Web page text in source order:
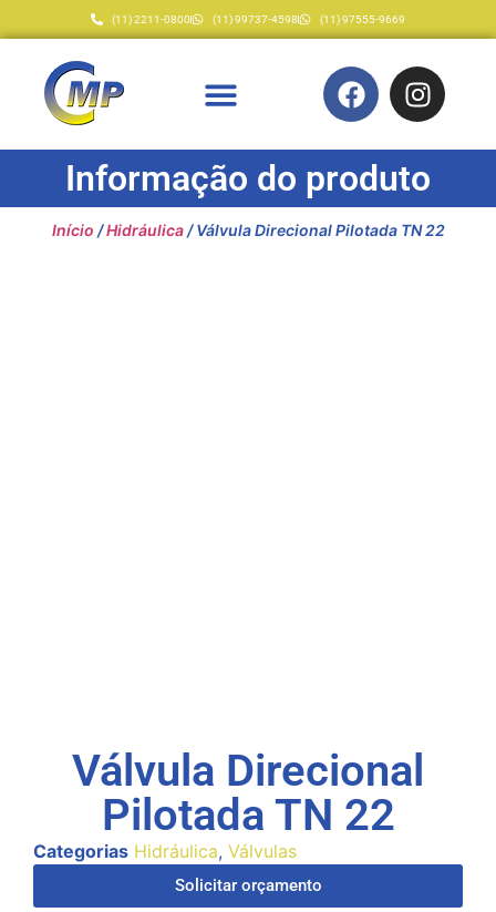
(11) 2211-0800 (11) 99737-4598 (11) 97555-9669
Informação do produto
Início /Hidráulica/ Válvula Direcional Pilotada TN 22
Válvula Direcional
Pilotada TN 22
Categorias Hidráulica, Válvulas
Solicitar orçamento